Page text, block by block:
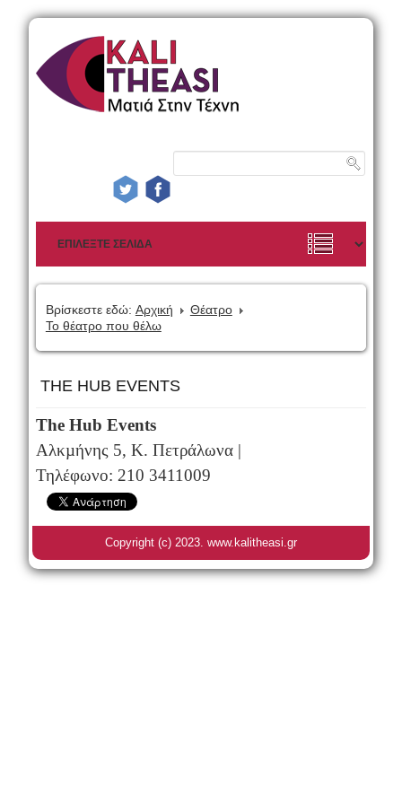
Βρίσκεστε εδώ: Αρχική
Θέατρο
Το θέατρο που θέλω
THE HUB EVENTS
The Hub Events
Αλκµήνης 5, Κ. Πετράλωνα |
Τηλέφωνο: 210 3411009
Copyright (c) 2023. www.kalitheasi.gr